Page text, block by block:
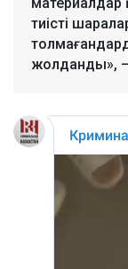
тиісті
жолданды», –